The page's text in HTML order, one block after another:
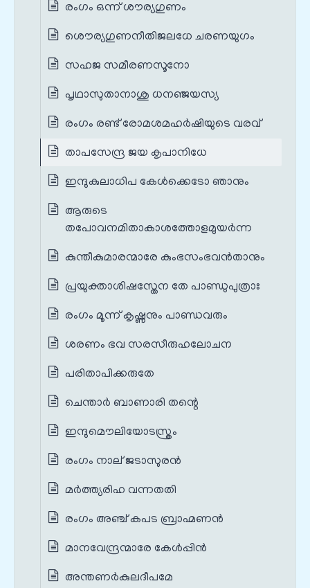
രംഗം ഒന്ന് ശൗര്യഗുണം
ശൌര്യഗുണനീതിജലധേ ചരണയുഗം
സഹജ സമീരണസൂനോ
പൃഥാസുതാനാശു ധനഞ്ജയസ്യ
രംഗം രണ്ട് രോമശമഹർഷിയുടെ വരവ്
താപസേന്ദ്ര ജയ കൃപാനിധേ
ഇന്ദുകുലാധിപ കേൾക്കെടോ ഞാനും
ആരുടെ
തപോവനമിതാകാശത്തോളമുയര്‍ന്ന
കുന്തീകുമാരന്മാരേ കുംഭസംഭവൻതാനും
പ്രയുക്താശിഷസ്തേന തേ പാണ്ഡുപുത്രാഃ
രംഗം മൂന്ന് കൃഷ്ണനും പാണ്ഡവരും
ശരണം ഭവ സരസീരുഹലോചന
പരിതാപിക്കരുതേ
ചെന്താർ ബാണാരി തന്റെ
ഇന്ദുമൌലിയോടസ്ത്രം
രംഗം നാല് ജടാസുരൻ
മര്‍ത്ത്യരിഹ വന്നതതി
രംഗം അഞ്ച് കപട ബ്രാഹ്മണൻ
മാനവേന്ദ്രന്മാരേ കേള്‍പ്പിന്‍
അന്തണർകുലദീപമേ